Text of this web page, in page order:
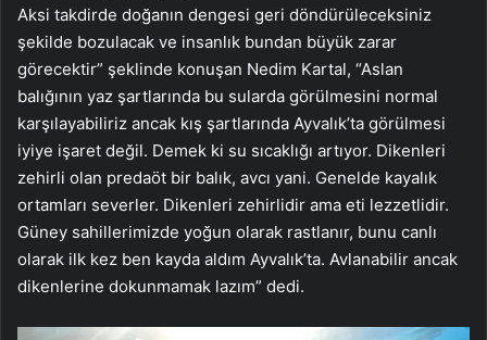
Aksi takdirde doğanın dengesi geri döndürüleceksiniz
şekilde bozulacak ve insanlık bundan büyük zarar
görecektir” şeklinde konuşan Nedim Kartal, “Aslan
balığının yaz şartlarında bu sularda görülmesini normal
karşılayabiliriz ancak kış şartlarında Ayvalık’ta görülmesi
iyiye işaret değil. Demek ki su sıcaklığı artıyor. Dikenleri
zehirli olan predaöt bir balık, avcı yani. Genelde kayalık
ortamları severler. Dikenleri zehirlidir ama eti lezzetlidir.
Güney sahillerimizde yoğun olarak rastlanır, bunu canlı
olarak ilk kez ben kayda aldım Ayvalık’ta. Avlanabilir ancak
dikenlerine dokunmamak lazım” dedi.